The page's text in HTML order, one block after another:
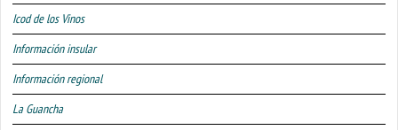
Icod de los Vinos
Información insular
Información regional
La Guancha